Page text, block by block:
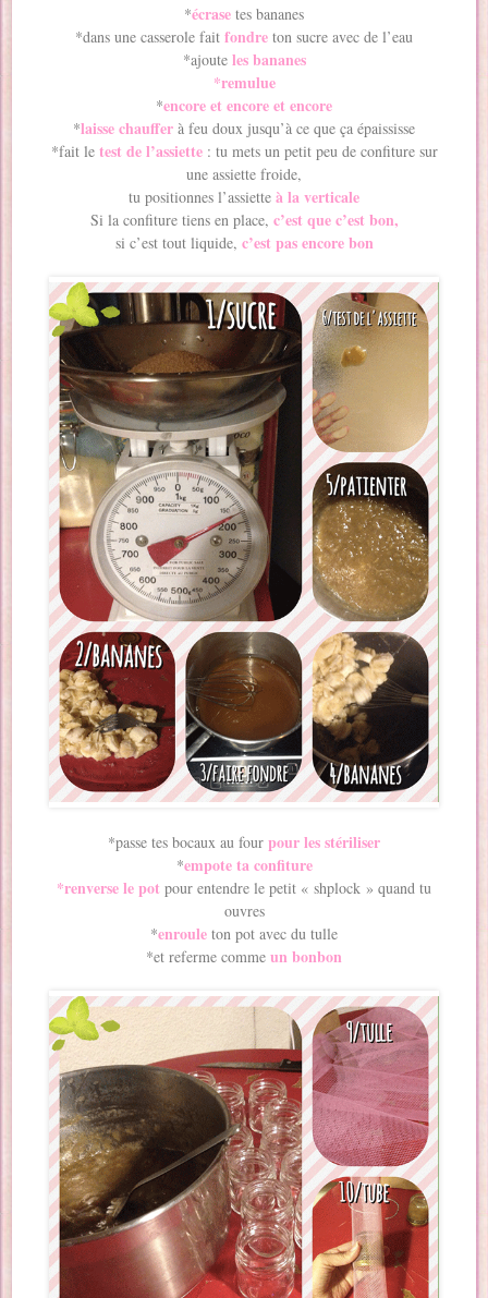
*écrase tes bananes
*dans une casserole fait fondre ton sucre avec de l’eau
*ajoute les bananes
*remulue
*encore et encore et encore
*laisse chauffer à feu doux jusqu’à ce que ça épaississe
*fait le test de l’assiette: tu mets un petit peu de confiture sur
une assiette froide,
tu positionnes l’assiette à la verticale
Si la confiture tiens en place, c’est que c’est bon,
si c’est tout liquide, c’est pas encore bon
*passe tes bocaux au four pour les stériliser
*empote ta confiture
*renverse le pot pour entendre le petit « shplock » quand tu
ouvres
*enroule ton pot avec du tulle
*et referme comme un bonbon